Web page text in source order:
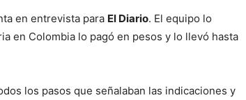
en entrevista para El Diario. El equipo lo
en Colombia lo pagó en pesos y lo llevó hasta
los pasos que señalaban las indicaciones y